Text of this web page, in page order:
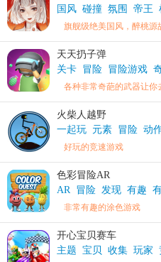
国风 碰撞 氛围 帝王
天天扔子弹
关卡 冒险 冒险游戏
火柴人越野
一起玩 元素 冒险 动
好玩的竞速游戏
色彩冒险AR
AR 冒险 发现 有趣
非常有趣的涂色游戏
开心宝贝赛车
主题 宝贝 收集 玩家